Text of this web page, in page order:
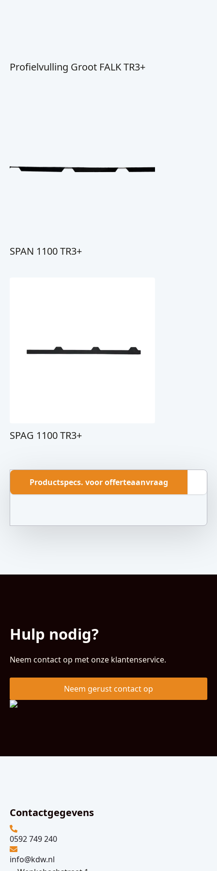
Profielvulling Groot FALK TR3+
SPAN 1100 TR3+
SPAG 1100 TR3+
Productspecs. voor offerteaanvraag
Hulp nodig?
Neem contact op met onze klantenservice.
Neem gerust contact op
Contactgegevens
0592 749 240
info@kdw.nl